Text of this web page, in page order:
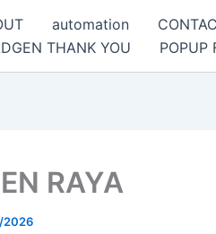
automation
THANK YOU
POPUP
RAYA
2026